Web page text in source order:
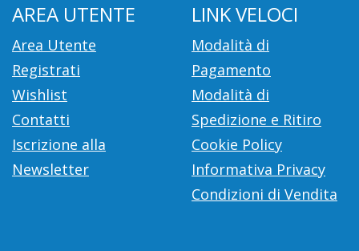
AREA UTENTE
Area Utente
Registrati
Wishlist
Contatti
Iscrizione alla
Newsletter
LINK VELOCI
Modalità di
Pagamento
Modalità di
Spedizione e Ritiro
Cookie Policy
Informativa Privacy
Condizioni di Vendita